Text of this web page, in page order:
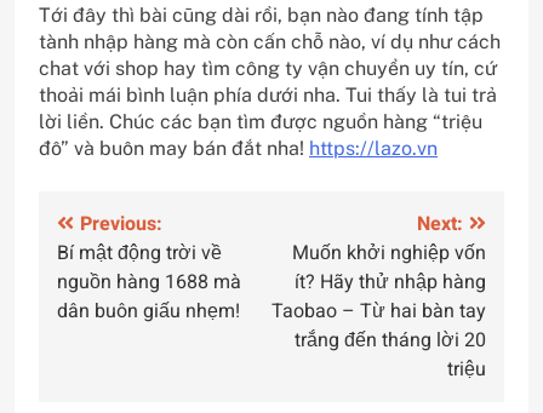
Tới đây thì bài cũng dài rồi, bạn nào đang tính tập
tành nhập hàng mà còn cấn chỗ nào, ví dụ như cách
chat với shop hay tìm công ty vận chuyển uy tín, cứ
thoải mái bình luận phía dưới nha. Tui thấy là tui trả
lời liền. Chúc các bạn tìm được nguồn hàng “triệu
đô” và buôn may bán đắt nha! https://lazo.vn
Điều
hướng
bài
Previous:
Bí mật động trời về
nguồn hàng 1688 mà
dân buôn giấu nhẹm!
Next:
Muốn khởi nghiệp vốn
ít? Hãy thử nhập hàng
Taobao – Từ hai bàn tay
trắng đến tháng lời 20
triệu